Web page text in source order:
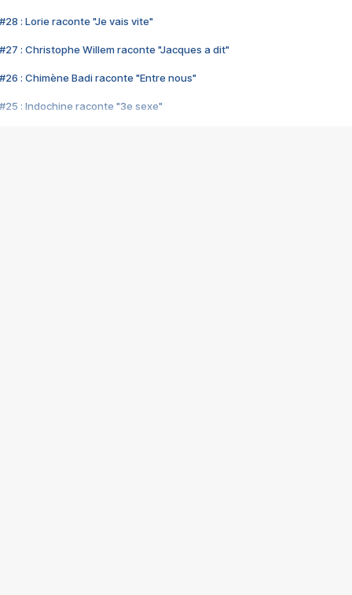
#28 : Lorie raconte "Je vais vite"
#27 : Christophe Willem raconte "Jacques a dit"
#26 : Chimène Badi raconte "Entre nous"
#25 : Indochine raconte "3e sexe"